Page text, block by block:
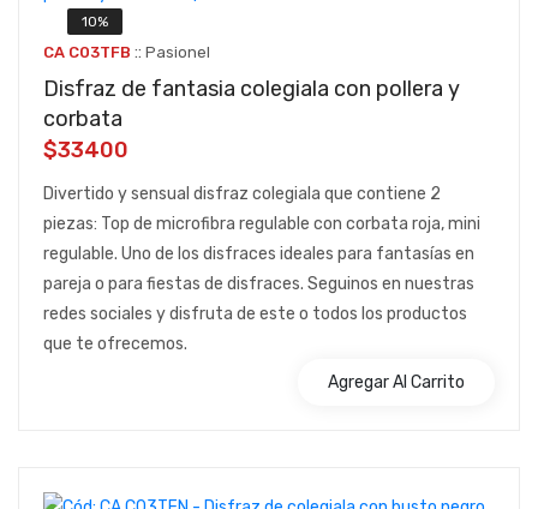
10%
CA C03TFB :: Pasionel
Disfraz de fantasia colegiala con pollera y
corbata
$33400
Divertido y sensual disfraz colegiala que contiene 2
piezas: Top de microfibra regulable con corbata roja, mini
regulable. Uno de los disfraces ideales para fantasías en
pareja o para fiestas de disfraces. Seguinos en nuestras
redes sociales y disfruta de este o todos los productos
que te ofrecemos.
Agregar Al Carrito